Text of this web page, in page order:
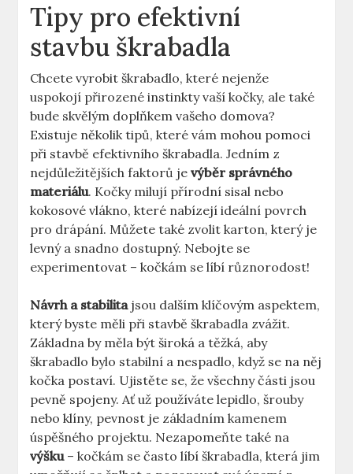
Tipy pro efektivní
stavbu škrabadla
Chcete vyrobit škrabadlo, které nejenže
uspokojí přirozené instinkty vaší kočky, ale také
bude skvělým doplňkem vašeho domova?
Existuje několik tipů, které vám mohou pomoci
při stavbě efektivního škrabadla. Jedním z
nejdůležitějších faktorů jevýběr správného
materiálu. Kočky milují přírodní sisal nebo
kokosové vlákno, které nabízejí ideální povrch
pro drápání. Můžete také zvolit karton, který je
levný a snadno dostupný. Nebojte se
experimentovat – kočkám se líbí různorodost!
Návrh a stabilitajsou dalším klíčovým aspektem,
který byste měli při stavbě škrabadla zvážit.
Základna by měla být široká a těžká, aby
škrabadlo bylo stabilní a nespadlo, když se na něj
kočka postaví. Ujistěte se, že všechny části jsou
pevně spojeny. Ať už používáte lepidlo, šrouby
nebo klíny, pevnost je základním kamenem
úspěšného projektu. Nezapomeňte také na
výšku– kočkám se často líbí škrabadla, která jim